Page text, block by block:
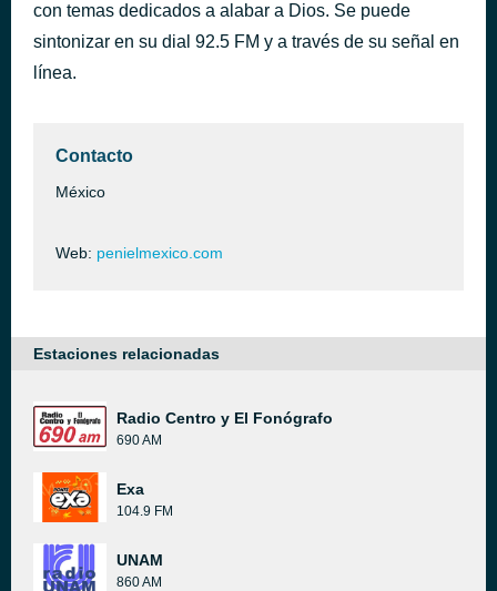
con temas dedicados a alabar a Dios. Se puede
sintonizar en su dial 92.5 FM y a través de su señal en
línea.
Contacto
México
Web: penielmexico.com
Estaciones relacionadas
Radio Centro y El Fonógrafo
690 AM
Exa
104.9 FM
UNAM
860 AM